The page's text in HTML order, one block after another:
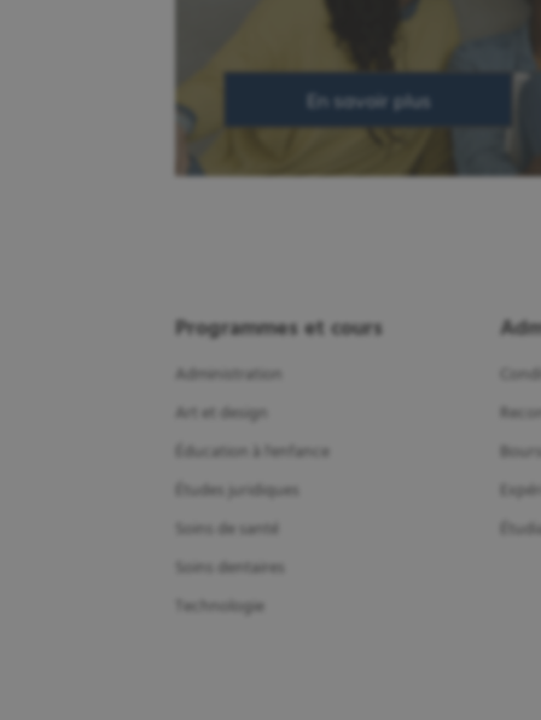
En savoir plus
Programmes et cours
Administration
Art et design
Éducation à l'enfance
Études juridiques
Soins de santé
Soins dentaires
Technologie